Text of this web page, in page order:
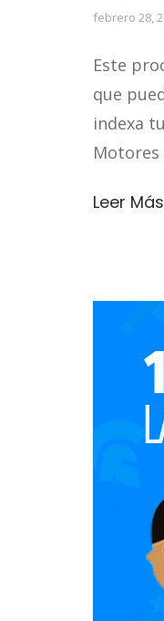
febrero 28,
Este
que
indexa
Leer Más